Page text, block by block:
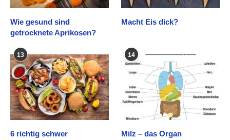
Wie gesund sind
getrocknete Aprikosen?
Macht Eis dick?
13
6 richtig schwer
14
Milz – das Organ